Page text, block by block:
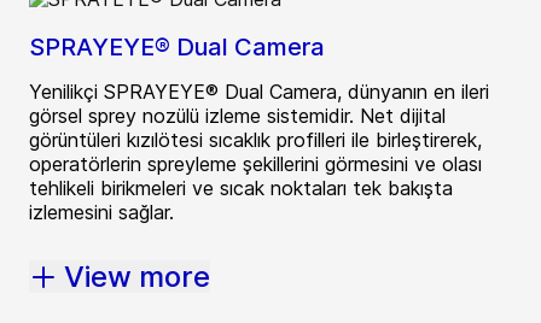
SPRAYEYE® Dual Camera
Yenilikçi SPRAYEYE® Dual Camera, dünyanın en ileri
görsel sprey nozülü izleme sistemidir. Net dijital
görüntüleri kızılötesi sıcaklık profilleri ile birleştirerek,
operatörlerin spreyleme şekillerini görmesini ve olası
tehlikeli birikmeleri ve sıcak noktaları tek bakışta
izlemesini sağlar.
View more